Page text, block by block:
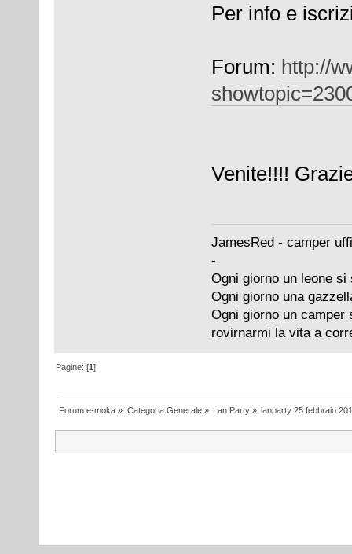
Per info e
Forum: http://
Venite!!!!
JamesRed - camper
-
Ogni giorno un leone
Ogni giorno una
Ogni giorno un
rovirnarmi la vita a
Pagine: [1]
Forum e-moka » Categoria Generale» Lan Party» lanparty 25 febbraio